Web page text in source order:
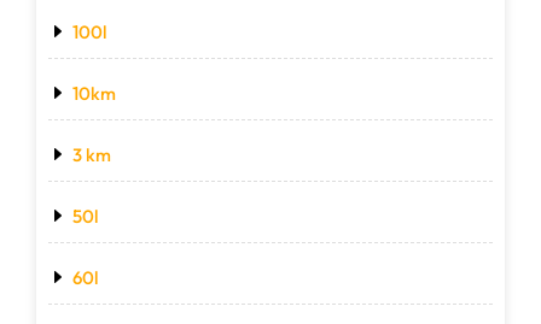
100l
10km
3 km
50l
60l